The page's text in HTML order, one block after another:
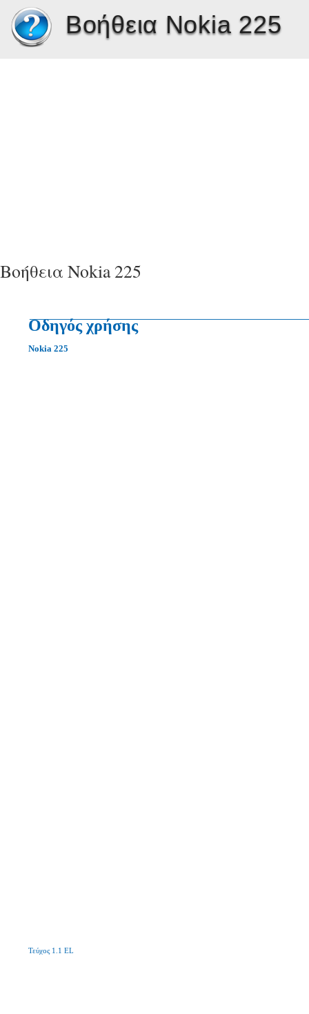
Βοήθεια Nokia 225
Βοήθεια Nokia 225
Οδηγός χρήσης
Nokia 225
Τεύχος 1.1 EL